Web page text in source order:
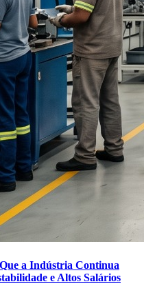
a Indústria Continua
e Altos Salários